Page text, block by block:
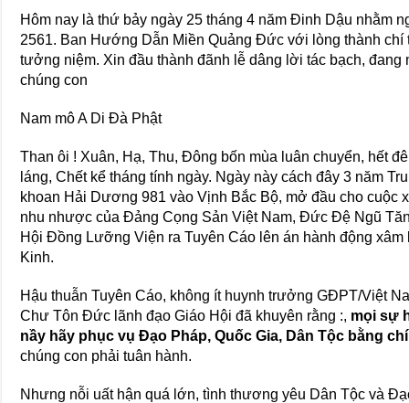
Hôm nay là thứ bảy ngày 25 tháng 4 năm Đinh Dậu nhằm
2561. Ban Hướng Dẫn Miền Quảng Đức với lòng thành chí
tưởng niệm. Xin đầu thành đãnh lễ dâng lời tác bạch, đang
chúng con
Nam mô A Di Đà Phật
Than ôi ! Xuân, Hạ, Thu, Đông bốn mùa luân chuyển, hết
láng, Chết kể tháng tính ngày. Ngày này cách đây 3 năm
khoan Hải Dương 981 vào Vịnh Bắc Bộ, mở đầu cho cuộc
nhu nhược của Đảng Cọng Sản Việt Nam, Đức Đệ Ngũ
Hội Đồng Lưỡng Viện ra Tuyên Cáo lên án hành động
Kinh.
Hậu thuẫn Tuyên Cáo, không ít huynh trưởng GĐPT/Việt
Chư Tôn Đức lãnh đạo Giáo Hội đã khuyên rằng :, mọi sự
nầy hãy phục vụ Đạo Pháp, Quốc Gia, Dân Tộc bằng
chúng con phải tuân hành.
Nhưng nỗi uất hận quá lớn, tình thương yêu Dân Tộc và